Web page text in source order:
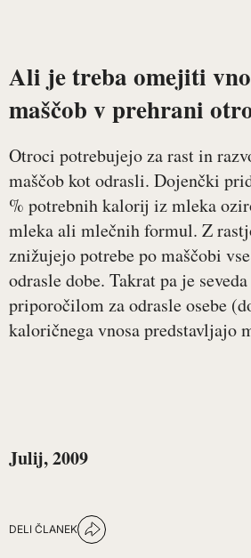
Ali je treba omejiti
maščob v prehrani
Otroci potrebujejo za rast in
maščob kot odrasli. Dojenčki
% potrebnih kalorij iz mleka
mleka ali mlečnih formul. Z
znižujejo potrebe po maščobi
odrasle dobe. Takrat pa je
priporočilom za odrasle osebe
kaloričnega vnosa predstavljajo
Julij, 2009
DELI ČLANEK